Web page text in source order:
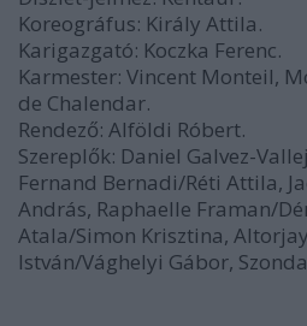
Koreográfus: Király Attila.
Karigazgató: Koczka Ferenc.
Karmester: Vincent Monteil,
de Chalendar.
Rendező: Alföldi Róbert.
Szereplők: Daniel Galvez-
Fernand Bernadi/Réti Attila,
András, Raphaelle Framan/
Atala/Simon Krisztina,
István/Vághelyi Gábor,